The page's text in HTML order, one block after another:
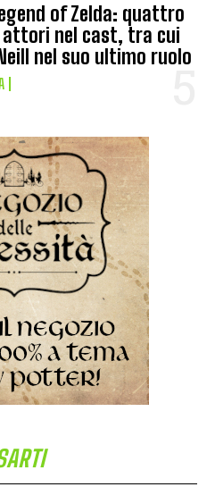
of Zelda: quattro
attori nel cast, tra cui
nel suo ultimo ruolo